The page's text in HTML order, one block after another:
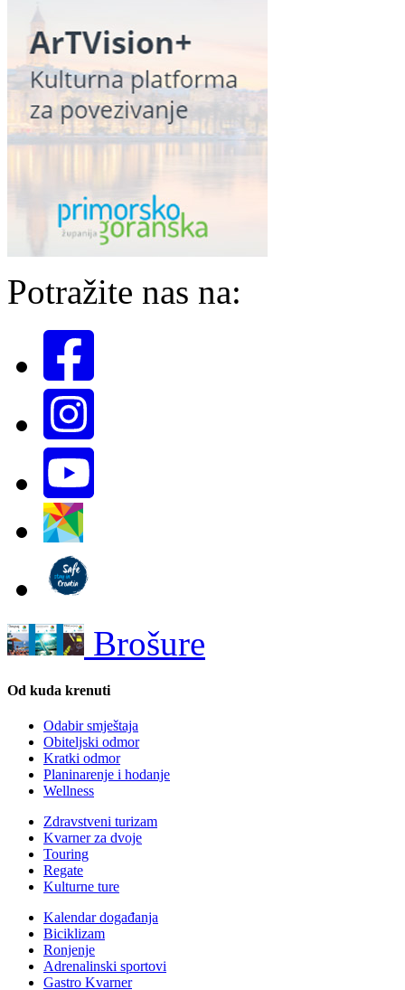
Potražite nas na:
Brošure
Od kuda krenuti
Odabir smještaja
Obiteljski odmor
Kratki odmor
Planinarenje i hodanje
Wellness
Zdravstveni turizam
Kvarner za dvoje
Touring
Regate
Kulturne ture
Kalendar događanja
Biciklizam
Ronjenje
Adrenalinski sportovi
Gastro Kvarner